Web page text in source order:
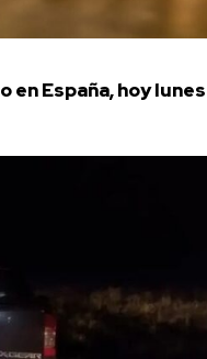
en España, hoy lunes